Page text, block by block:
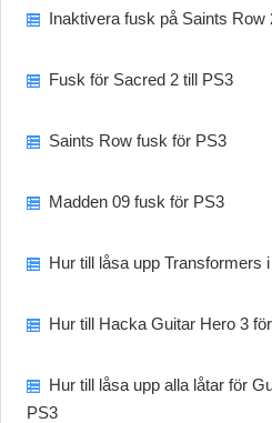
Inaktivera fusk på Saints Row
Fusk för Sacred 2 till PS3
Saints Row fusk för PS3
Madden 09 fusk för PS3
Hur till låsa upp Transformers
Hur till Hacka Guitar Hero 3
Hur till låsa upp alla låtar för
PS3